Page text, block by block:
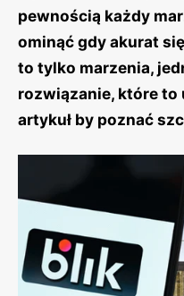
pewnością każdy
ominąć gdy akurat
to tylko marzenia,
rozwiązanie, które
artykuł by poznać